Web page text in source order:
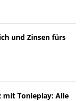
und Zinsen fürs
mit Tonieplay: Alle